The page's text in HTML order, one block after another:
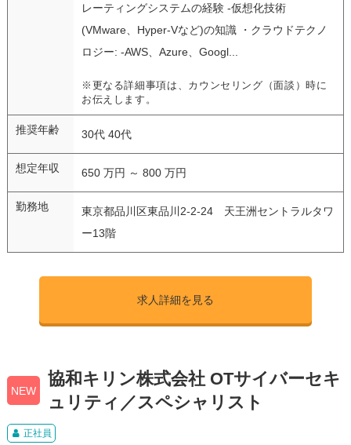
レーティングシステムの経験 -仮想化技術
(VMware、Hyper-Vなど)の知識 ・クラウドテクノ
ロジー: -AWS、Azure、Googl...
※更なる詳細事項は、カウンセリング（面談）時に
お伝えします。
推奨年齢 30代 40代
想定年収 650 万円 ～ 800 万円
勤務地
東京都品川区東品川2-2-24 天王洲セントラルタワ
ー13階
求人詳細を見る
NEW
協和キリン株式会社 OTサイバーセキ
ュリティ／スペシャリスト
正社員